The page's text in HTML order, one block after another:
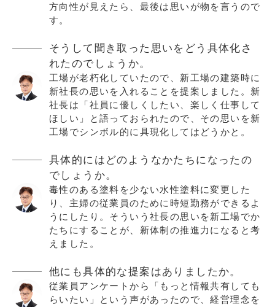
方向性が見えたら、最後は思いが物を言うので
す。
そうして聞き取った思いをどう具体化さ
れたのでしょうか。
工場が老朽化していたので、新工場の建築時に
新社長の思いを入れることを提案しました。新
社長は「社員に優しくしたい、楽しく仕事して
ほしい」と語っておられたので、その思いを新
工場でシンボル的に具現化してはどうかと。
具体的にはどのようなかたちになったの
でしょうか。
毒性のある塗料を少ない水性塗料に変更した
り、主婦の従業員のために時短勤務ができるよ
うにしたり。そういう社長の思いを新工場でか
たちにすることが、新体制の推進力になると考
えました。
他にも具体的な提案はありましたか。
従業員アンケートから「もっと情報共有しても
らいたい」という声があったので、経営理念を